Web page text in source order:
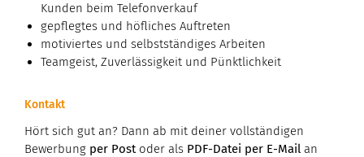
Kunden beim Telefonverkauf
gepflegtes und höfliches Auftreten
motiviertes und selbstständiges Arbeiten
Teamgeist, Zuverlässigkeit und Pünktlichkeit
Kontakt
Hört sich gut an? Dann ab mit deiner vollständigen
Bewerbung per Postoder als PDF-Datei per E-Mail an